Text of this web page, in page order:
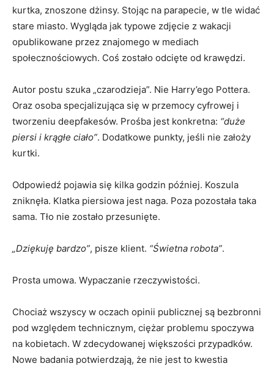
kurtka, znoszone dżinsy. Stojąc na parapecie, w tle widać
stare miasto. Wygląda jak typowe zdjęcie z wakacji
opublikowane przez znajomego w mediach
społecznościowych. Coś zostało odcięte od krawędzi.
Autor postu szuka „czarodzieja”. Nie Harry’ego Pottera.
Oraz osoba specjalizująca się w przemocy cyfrowej i
tworzeniu deepfakesów. Prośba jest konkretna: “duże
piersi i krągłe ciało”. Dodatkowe punkty, jeśli nie założy
kurtki.
Odpowiedź pojawia się kilka godzin później. Koszula
zniknęła. Klatka piersiowa jest naga. Poza pozostała taka
sama. Tło nie zostało przesunięte.
„Dziękuję bardzo”, pisze klient. “Świetna robota”.
Prosta umowa. Wypaczanie rzeczywistości.
Chociaż wszyscy w oczach opinii publicznej są bezbronni
pod względem technicznym, ciężar problemu spoczywa
na kobietach. W zdecydowanej większości przypadków.
Nowe badania potwierdzają, że nie jest to kwestia